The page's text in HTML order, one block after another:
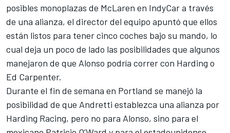
posibles monoplazas de McLaren en IndyCar a través
de una alianza, el director del equipo apuntó que ellos
están listos para tener cinco coches bajo su mando, lo
cual deja un poco de lado las posibilidades que algunos
manejaron de que Alonso podría correr con Harding o
Ed Carpenter.
Durante el fin de semana en Portland se manejó la
posibilidad de que Andretti establezca una alianza por
Harding Racing, pero no para Alonso, sino para el